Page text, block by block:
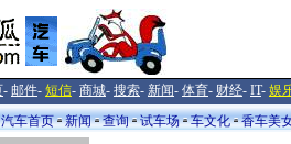
- 邮件- 短信- 商城- 搜索- 新闻- 体育- 财经- IT- 娱
汽车首页
新闻 查询 试车场 车文化 香车美